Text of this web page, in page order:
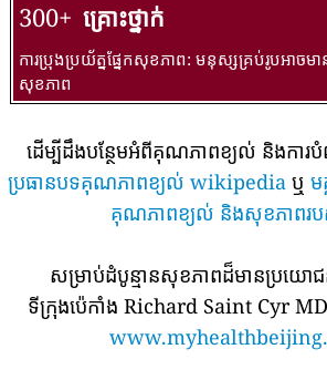
300+ គ្រោះថ្នាក់
ការប្រុងប្រយ័ត្នផ្នែកសុខភាព: មនុស្សគ្រប់រូបអាចម
សុខភាព
ដើម្បីដឹងបន្ថែមអំពីគុណភាពខ្យល់ និងកា
ប្រធានបទគុណភាពខ្យល់ wikipedia ឬ ម
គុណភាពខ្យល់ និងសុខភាពរប
សម្រាប់ដំបូន្មានសុខភាពដ៏មានប្រយោជ
ទីក្រុងប៉េកាំង Richard Saint Cyr